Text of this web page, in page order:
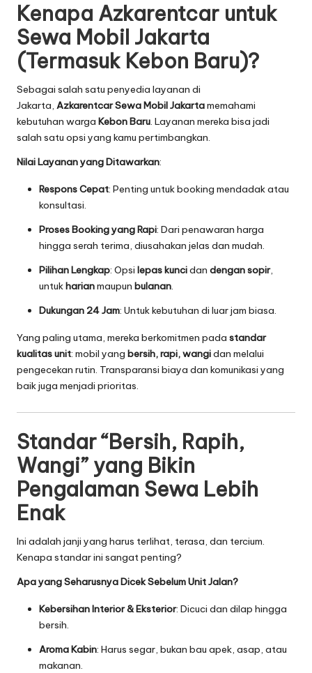
Kenapa Azkarentcar untuk
Sewa Mobil Jakarta
(Termasuk Kebon Baru)?
Sebagai salah satu penyedia layanan di
Jakarta, Azkarentcar Sewa Mobil Jakartamemahami
kebutuhan warga Kebon Baru. Layanan mereka bisa jadi
salah satu opsi yang kamu pertimbangkan.
Nilai Layanan yang Ditawarkan:
Respons Cepat: Penting untuk booking mendadak atau
konsultasi.
Proses Booking yang Rapi: Dari penawaran harga
hingga serah terima, diusahakan jelas dan mudah.
Pilihan Lengkap: Opsi lepas kuncidan dengan sopir,
untukharianmaupun bulanan.
Dukungan 24 Jam: Untuk kebutuhan di luar jam biasa.
Yang paling utama, mereka berkomitmen pada standar
kualitas unit: mobil yang bersih, rapi, wangidan melalui
pengecekan rutin. Transparansi biaya dan komunikasi yang
baik juga menjadi prioritas.
Standar “Bersih, Rapih,
Wangi” yang Bikin
Pengalaman Sewa Lebih
Enak
Ini adalah janji yang harus terlihat, terasa, dan tercium.
Kenapa standar ini sangat penting?
Apa yang Seharusnya Dicek Sebelum Unit Jalan?
Kebersihan Interior & Eksterior: Dicuci dan dilap hingga
bersih.
Aroma Kabin: Harus segar, bukan bau apek, asap, atau
makanan.